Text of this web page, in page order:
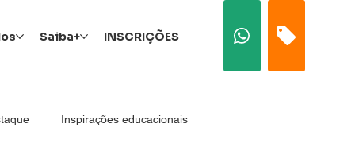
Saiba+ INSCRIÇÕES
Inspirações educacionais